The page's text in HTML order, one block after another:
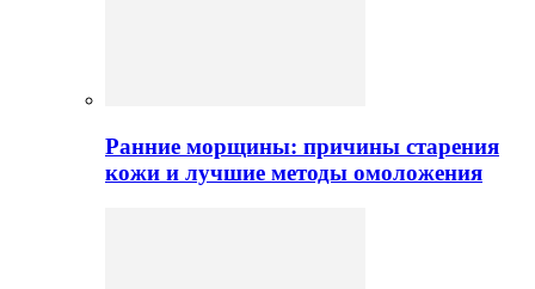
Ранние морщины: причины старения
кожи и лучшие методы омоложения